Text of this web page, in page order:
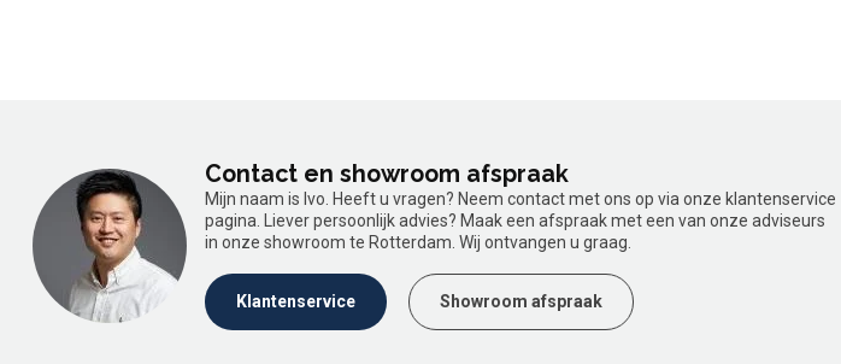
Contact en showroom afspraak
Mijn naam is Ivo. Heeft u vragen? Neem contact met ons op via onze klantenservice
pagina. Liever persoonlijk advies? Maak een afspraak met een van onze adviseurs
in onze showroom te Rotterdam. Wij ontvangen u graag.
Klantenservice Showroom afspraak